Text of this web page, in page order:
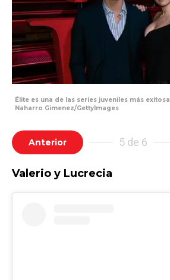
Élite es una de las series juveniles más
Naharro Gimenez/GettyImages
Anterior 5 de 6
Valerio y Lucrecia